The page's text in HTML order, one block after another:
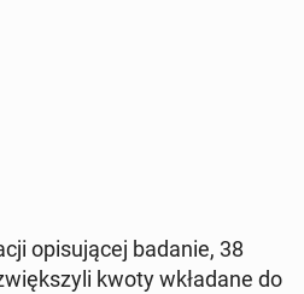
opisu­jącej badanie, 38
kwoty wkładane do